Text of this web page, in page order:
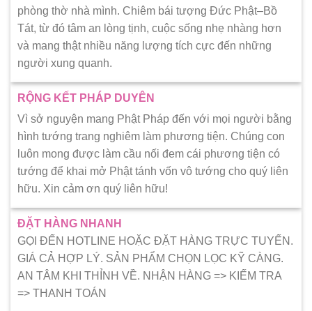
phòng thờ nhà mình. Chiêm bái tượng Đức Phật–Bồ
Tát, từ đó tâm an lòng tịnh, cuộc sống nhẹ nhàng hơn
và mang thật nhiều năng lượng tích cực đến những
người xung quanh.
RỘNG KẾT PHÁP DUYÊN
Vì sở nguyện mang Phật Pháp đến với mọi người bằng
hình tướng trang nghiêm làm phương tiện. Chúng con
luôn mong được làm cầu nối đem cái phương tiện có
tướng để khai mở Phật tánh vốn vô tướng cho quý liên
hữu. Xin cảm ơn quý liên hữu!
ĐẶT HÀNG NHANH
GỌI ĐẾN HOTLINE HOẶC ĐẶT HÀNG TRỰC TUYẾN.
GIÁ CẢ HỢP LÝ. SẢN PHẨM CHỌN LỌC KỸ CÀNG.
AN TÂM KHI THỈNH VỀ. NHẬN HÀNG => KIẾM TRA
=> THANH TOÁN